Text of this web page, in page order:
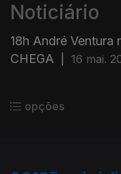
Noticiário
18h André Ventura
CHEGA
16 mai.
opções